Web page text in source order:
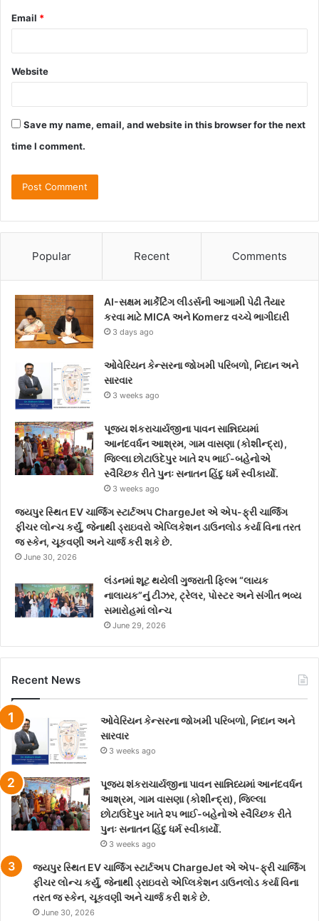
Email *
Website
Save my name, email, and website in this browser for the next
time I comment.
Popular Recent Comments
AI-સક્ષમ માર્કેટિંગ લીડર્સની આગામી પેઢી તૈયાર
કરવા માટે MICA અને Komerz વચ્ચે ભાગીદારી
3 days ago
ઓવેરિયન કેન્સરના જોખમી પરિબળો, નિદાન અને
સારવાર
3 weeks ago
પૂજ્ય શંકરાચાર્યજીના પાવન સાન્નિધ્યમાં
આનંદવર્ધન આશ્રમ, ગામ વાસણા (કોશીન્દ્રા),
જિલ્લા છોટાઉદેપુર ખાતે ૨૫ ભાઈ-બહેનોએ
સ્વૈચ્છિક રીતે પુનઃ સનાતન હિંદુ ધર્મ સ્વીકાર્યો.
3 weeks ago
જયપુર સ્થિત EV ચાર્જિંગ સ્ટાર્ટઅપ ChargeJet એ એપ-ફ્રી ચાર્જિંગ
ફીચર લોન્ચ કર્યું, જેનાથી ડ્રાઇવરો એપ્લિકેશન ડાઉનલોડ કર્યા વિના તરત
જ સ્કેન, ચૂકવણી અને ચાર્જ કરી શકે છે.
June 30, 2026
લંડનમાં શૂટ થયેલી ગુજરાતી ફિલ્મ “લાયક
નાલાયક”નું ટીઝર, ટ્રેલર, પોસ્ટર અને સંગીત ભવ્ય
સમારોહમાં લોન્ચ
June 29, 2026
Recent News
ઓવેરિયન કેન્સરના જોખમી પરિબળો, નિદાન અને
સારવાર
3 weeks ago
પૂજ્ય શંકરાચાર્યજીના પાવન સાન્નિધ્યમાં આનંદવર્ધન
આશ્રમ, ગામ વાસણા (કોશીન્દ્રા), જિલ્લા
છોટાઉદેપુર ખાતે ૨૫ ભાઈ-બહેનોએ સ્વૈચ્છિક રીતે
પુનઃ સનાતન હિંદુ ધર્મ સ્વીકાર્યો.
3 weeks ago
જયપુર સ્થિત EV ચાર્જિંગ સ્ટાર્ટઅપ ChargeJet એ એપ-ફ્રી ચાર્જિંગ
ફીચર લોન્ચ કર્યું, જેનાથી ડ્રાઇવરો એપ્લિકેશન ડાઉનલોડ કર્યા વિના
તરત જ સ્કેન, ચૂકવણી અને ચાર્જ કરી શકે છે.
June 30, 2026